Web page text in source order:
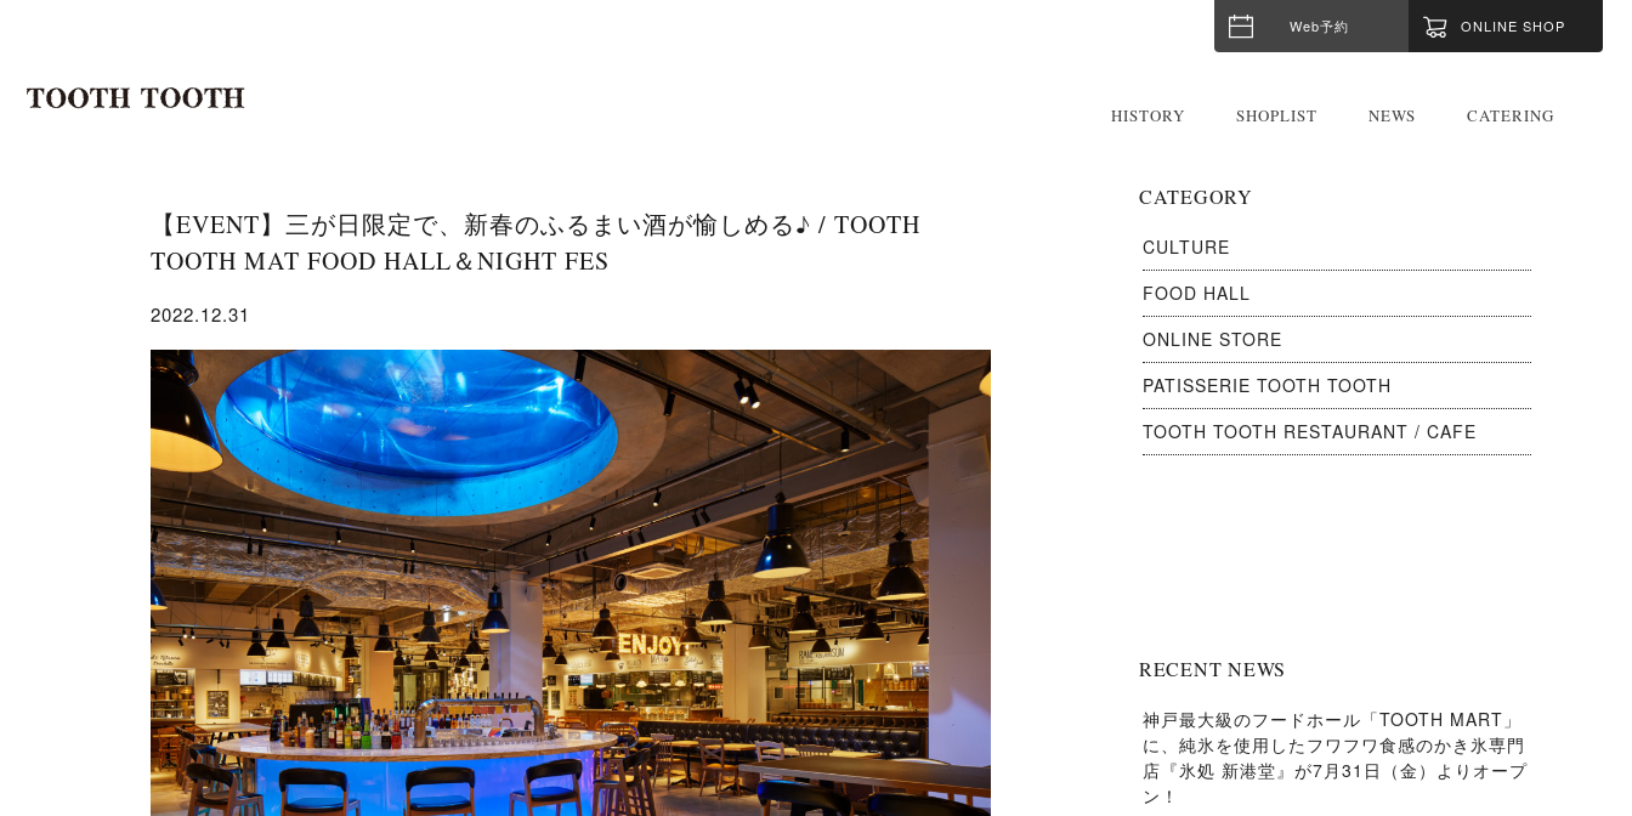
ONLINE SHOP
Web予約
HISTORY SHOPLIST NEWS CATERING
【EVENT】三が日限定で、新春のふるまい酒が愉しめる♪ / TOOTH
TOOTH MAT FOOD HALL＆NIGHT FES
2022.12.31
CATEGORY
CULTURE
FOOD HALL
ONLINE STORE
PATISSERIE TOOTH TOOTH
TOOTH TOOTH RESTAURANT / CAFE
RECENT NEWS
神戸最大級のフードホール「TOOTH MART」
に、純氷を使用したフワフワ食感のかき氷専門
店『氷処 新港堂』が7月31日（金）よりオープ
ン！